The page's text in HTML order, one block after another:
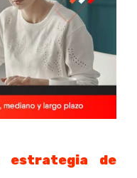
estrategia de